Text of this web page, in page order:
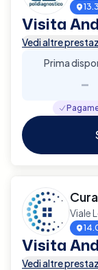
Visita
Vedi altre
Prima
-
Viale
Visita
Vedi altre